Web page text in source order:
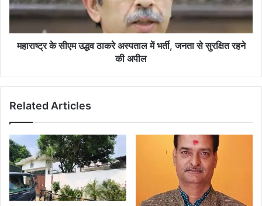
में
जनता
महाराष्ट्र के सीएम उद्धव ठाकरे अस्पताल में भर्ती, जनता से सुरक्षित रहने
की अपील
Related Articles